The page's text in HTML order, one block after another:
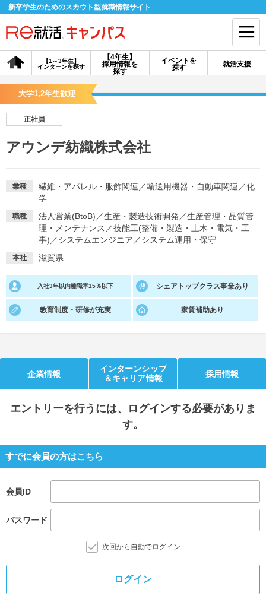
新卒学生のためのスカウト型就職情報サイト
【4年生】
採用情報を
探す
【1～3年生】
インターンを探す
イベントを
探す
就活支援
会員登録 ログイン
探す
イベントを探す スカウト お知らせ
就活ノウハウ・サポート
就活支援
就活ノウハウが満載！
就活コラム
お役立ち記事・相談室など
就活ニュースペーパー よくある質問
大学1,2年生歓迎
正社員
アウンデ紡織株式会社
業種 繊維・アパレル・服飾関連 ／輸送用機器・自動車関連 ／化
学
職種 法人営業(BtoB) ／生産・製造技術開発 ／生産管理・品質管
理・メンテナンス ／技能工(整備・製造・土木・電気・工
事) ／システムエンジニア ／システム運用・保守
本社 滋賀県
入社3年以内離職率15％以下 シェアトップクラス事業あり
教育制度・研修が充実 家賃補助あり
企業情報
インターンシップ
＆キャリア情報
採用情報
エントリーを行うには、ログインする必要がありま
す。
すでに会員の方はこちら
会員ID
パスワード
次回から自動でログイン
ログイン